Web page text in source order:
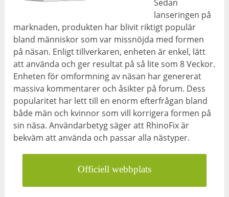
Sedan
lanseringen på
marknaden, produkten har blivit riktigt populär
bland människor som var missnöjda med formen
på näsan. Enligt tillverkaren, enheten är enkel, lätt
att använda och ger resultat på så lite som 8 Veckor.
Enheten för omformning av näsan har genererat
massiva kommentarer och åsikter på forum. Dess
popularitet har lett till en enorm efterfrågan bland
både män och kvinnor som vill korrigera formen på
sin näsa. Användarbetyg säger att RhinoFix är
bekväm att använda och passar alla nästyper.
Officiell webbplats